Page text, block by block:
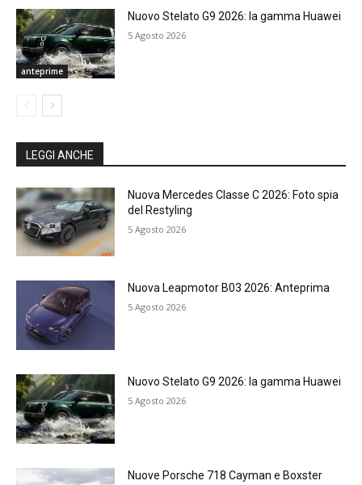
anteprime
Nuovo Stelato G9 2026: la gamma Huawei
5 Agosto 2026
LEGGI ANCHE
Nuova Mercedes Classe C 2026: Foto spia
del Restyling
5 Agosto 2026
Nuova Leapmotor B03 2026: Anteprima
5 Agosto 2026
Nuovo Stelato G9 2026: la gamma Huawei
5 Agosto 2026
Nuove Porsche 718 Cayman e Boxster